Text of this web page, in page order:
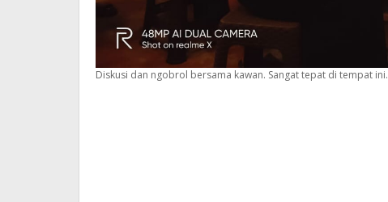
Diskusi dan ngobrol bersama kawan. Sangat tepat di tempat ini.